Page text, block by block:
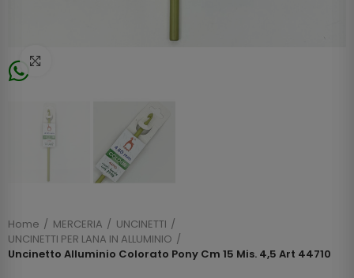
Home MERCERIA
UNCINETTI
UNCINETTI PER LANA IN ALLUMINIO
Uncinetto Alluminio Colorato Pony Cm 15 Mis. 4,5 Art 44710